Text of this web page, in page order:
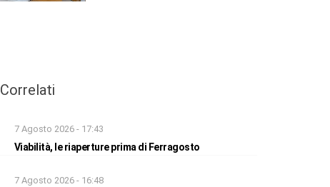
Correlati
7 Agosto 2026 - 17:43
Viabilità, le riaperture prima di Ferragosto
7 Agosto 2026 - 16:48